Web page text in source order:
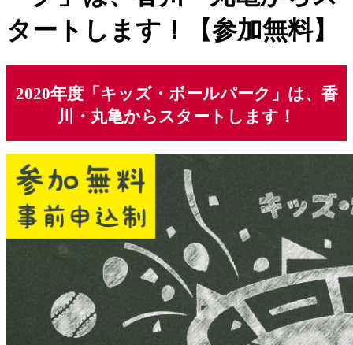
タートします！【参加無料】
2020年度「キッズ・ボールパーク」は、香
川・丸亀からスタートします！